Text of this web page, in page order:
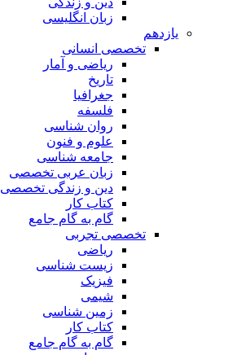
زبان انگلیسی
یازدهم
تخصصی انسانی
ریاضی و آمار
تاریخ
جغرافیا
فلسفه
روان شناسی
علوم و فنون
جامعه شناسی
زبان عربی تخصصی
دین و زندگی تخصصی
کتاب کار
گام به گام جامع
تخصصی تجربی
ریاضی
زیست شناسی
فیزیک
شیمی
زمین شناسی
کتاب کار
گام به گام جامع